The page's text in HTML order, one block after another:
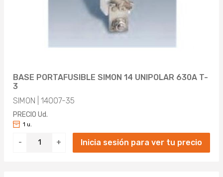
BASE PORTAFUSIBLE SIMON 14 UNIPOLAR 630A T-
3
SIMON | 14007-35
PRECIO Ud.
- +
1 u.
Inicia sesión para ver tu precio